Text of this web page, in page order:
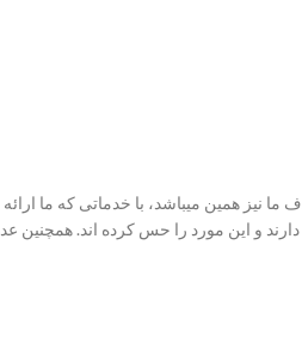
ما نیز همین میباشد، با خدماتی که ما